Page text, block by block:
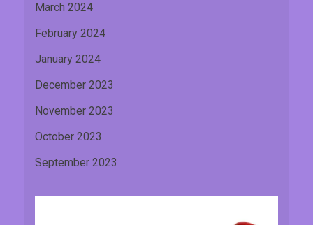
March 2024
February 2024
January 2024
December 2023
November 2023
October 2023
September 2023